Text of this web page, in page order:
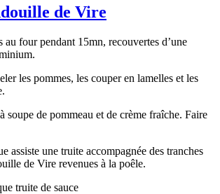
de Vire
au four pendant 15mn, recouvertes d’une
les pommes, les couper en lamelles et les
soupe de pommeau et de crème fraîche. Faire
assiste une truite accompagnée des tranches
de Vire revenues à la poêle.
truite de sauce